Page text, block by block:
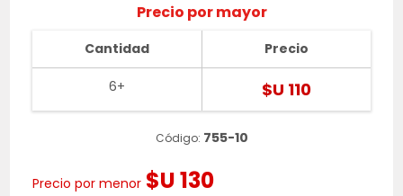
Precio por mayor
Cantidad
6+
Precio
$U 110
Código: 755-10
Precio por menor $U 130